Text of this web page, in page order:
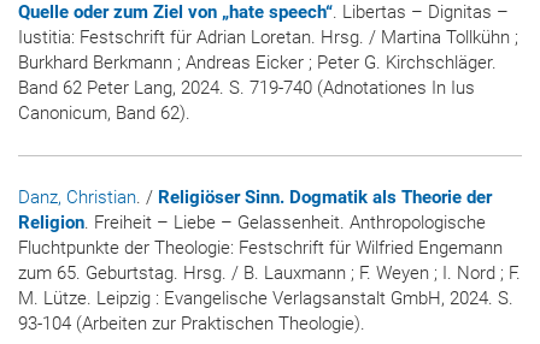
Quelle oder zum Ziel von „hate speech“. Libertas – Dignitas –
Iustitia: Festschrift für Adrian Loretan. Hrsg. / Martina Tollkühn ;
Burkhard Berkmann ; Andreas Eicker ; Peter G. Kirchschläger.
Band 62 Peter Lang, 2024. S. 719-740 (Adnotationes In Ius
Canonicum, Band 62).
Danz, Christian. / Religiöser Sinn. Dogmatik als Theorie der
Religion. Freiheit – Liebe – Gelassenheit. Anthropologische
Fluchtpunkte der Theologie: Festschrift für Wilfried Engemann
zum 65. Geburtstag. Hrsg. / B. Lauxmann ; F. Weyen ; I. Nord ; F.
M. Lütze. Leipzig : Evangelische Verlagsanstalt GmbH, 2024. S.
93-104 (Arbeiten zur Praktischen Theologie).